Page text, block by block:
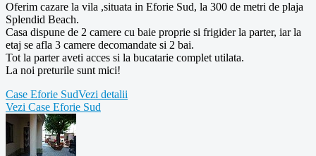
Oferim cazare la vila ,situata in Eforie Sud, la 300 de metri de plaja
Splendid Beach.
Casa dispune de 2 camere cu baie proprie si frigider la parter, iar la
etaj se afla 3 camere decomandate si 2 bai.
Tot la parter aveti acces si la bucatarie complet utilata.
La noi preturile sunt mici!
Case Eforie SudVezi detalii
Vezi Case Eforie Sud